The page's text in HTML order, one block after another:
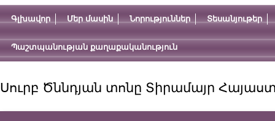
Գլխավոր Մեր մասին Նորություններ Տեսանյութեր
Պաշտպանության քաղաքականություն
Սուրբ Ծննդյան տոնը Տիրամայր